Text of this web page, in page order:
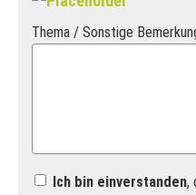
Thema / Sonstige
Ich bin einverstanden,